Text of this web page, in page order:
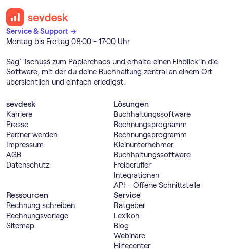
Service & Support →
Montag bis Freitag 08:00 - 17:00 Uhr
Sag’ Tschüss zum Papierchaos und erhalte einen Einblick in die
Software, mit der du deine Buchhaltung zentral an einem Ort
übersichtlich und einfach erledigst.
sevdesk
Karriere
Presse
Partner werden
Impressum
AGB
Datenschutz
Lösungen
Buch­haltungs­software
Rechnungs­programm
Rechnungs­programm
Kleinunternehmer
Buch­haltungs­software
Freiberufler
Integrationen
API – Offene Schnittstelle
Ressourcen
Rechnung schreiben
Rechnungsvorlage
Sitemap
Service
Ratgeber
Lexikon
Blog
Webinare
Hilfecenter